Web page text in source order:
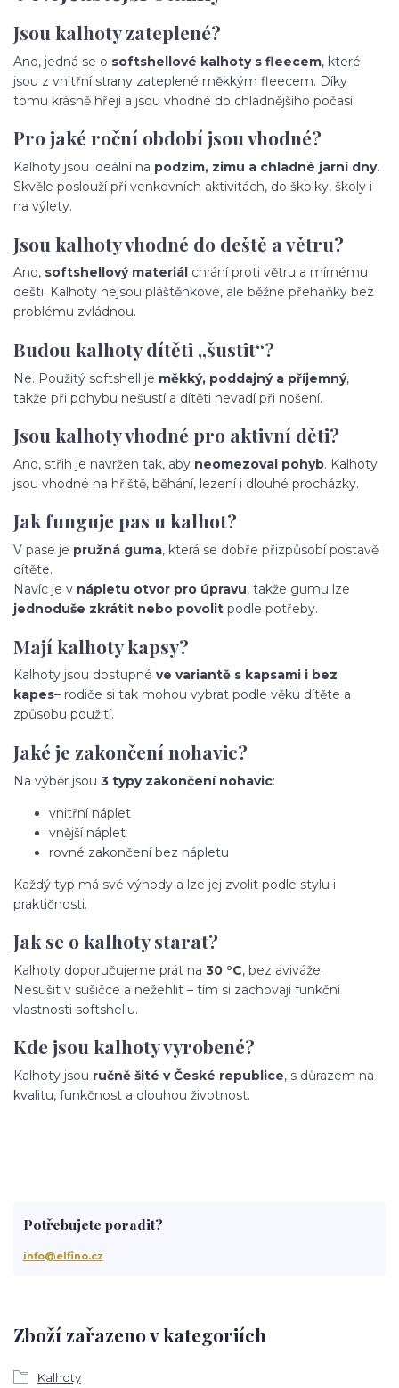
Jsou kalhoty zateplené?
Ano, jedná se o softshellové kalhoty s fleecem, které
jsou z vnitřní strany zateplené měkkým fleecem. Díky
tomu krásně hřejí a jsou vhodné do chladnějšího počasí.
Pro jaké roční období jsou vhodné?
Kalhoty jsou ideální na podzim, zimu a chladné jarní dny.
Skvěle poslouží při venkovních aktivitách, do školky, školy i
na výlety.
Jsou kalhoty vhodné do deště a větru?
Ano, softshellový materiál chrání proti větru a mírnému
dešti. Kalhoty nejsou pláštěnkové, ale běžné přeháňky bez
problému zvládnou.
Budou kalhoty dítěti „šustit“?
Ne. Použitý softshell je měkký, poddajný a příjemný,
takže při pohybu nešustí a dítěti nevadí při nošení.
Jsou kalhoty vhodné pro aktivní děti?
Ano, střih je navržen tak, aby neomezoval pohyb. Kalhoty
jsou vhodné na hřiště, běhání, lezení i dlouhé procházky.
Jak funguje pas u kalhot?
V pase je pružná guma, která se dobře přizpůsobí postavě
dítěte.
Navíc je v nápletu otvor pro úpravu, takže gumu lze
jednoduše zkrátit nebo povolit podle potřeby.
Mají kalhoty kapsy?
Kalhoty jsou dostupné ve variantě s kapsami i bez
kapes– rodiče si tak mohou vybrat podle věku dítěte a
způsobu použití.
Jaké je zakončení nohavic?
Na výběr jsou 3 typy zakončení nohavic:
vnitřní náplet
vnější náplet
rovné zakončení bez nápletu
Každý typ má své výhody a lze jej zvolit podle stylu i
praktičnosti.
Jak se o kalhoty starat?
Kalhoty doporučujeme prát na 30 °C, bez aviváže.
Nesušit v sušičce a nežehlit – tím si zachovají funkční
vlastnosti softshellu.
Kde jsou kalhoty vyrobené?
Kalhoty jsou ručně šité v České republice, s důrazem na
kvalitu, funkčnost a dlouhou životnost.
Zboží zařazeno v kategoriích
Kalhoty
Potřebujete poradit?
info@elfino.cz